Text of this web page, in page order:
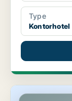
Type
Kontorhotel
Kontorhotel i Køge